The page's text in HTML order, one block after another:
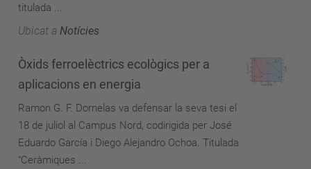
titulada ...
Ubicat a Notícies
Òxids ferroelèctrics ecològics per a
aplicacions en energia
Ramon G. F. Dornelas va defensar la seva tesi el
18 de juliol al Campus Nord, codirigida per José
Eduardo García i Diego Alejandro Ochoa. Titulada
“Ceràmiques ...